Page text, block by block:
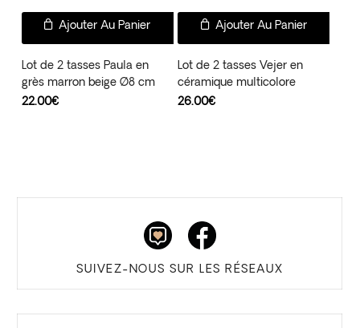
Ajouter Au Panier
Lot de 2 tasses Paula en
grès marron beige Ø8 cm
22.00€
Ajouter Au Panier
Lot de 2 tasses Vejer en
céramique multicolore
26.00€
SUIVEZ-NOUS SUR LES RÉSEAUX